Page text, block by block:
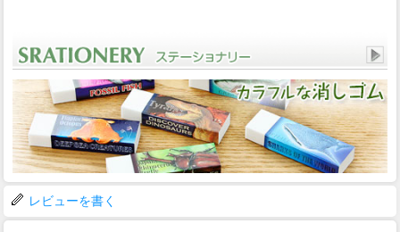
レビューを書く